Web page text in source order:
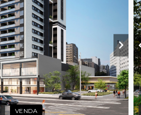
VENDA